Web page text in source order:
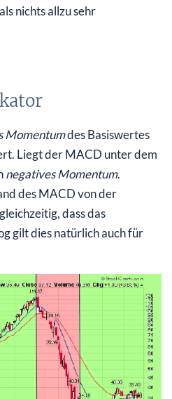
nichts allzu sehr
Momentumdes Basiswertes
Liegt der MACD unter dem
negatives Momentum.
des MACD von der
dass das
gilt dies natürlich auch für